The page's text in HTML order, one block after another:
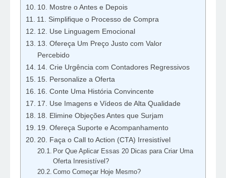
10. Mostre o Antes e Depois
11. Simplifique o Processo de Compra
12. Use Linguagem Emocional
13. Ofereça Um Preço Justo com Valor
Percebido
14. Crie Urgência com Contadores Regressivos
15. Personalize a Oferta
16. Conte Uma História Convincente
17. Use Imagens e Vídeos de Alta Qualidade
18. Elimine Objeções Antes que Surjam
19. Ofereça Suporte e Acompanhamento
20. Faça o Call to Action (CTA) Irresistível
Por Que Aplicar Essas 20 Dicas para Criar Uma
Oferta Inresistível?
Como Começar Hoje Mesmo?